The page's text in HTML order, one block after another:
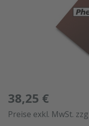
38,25 €
Preise exkl. MwSt.